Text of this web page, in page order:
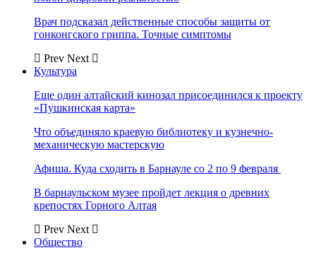
Врач подсказал действенные способы защиты от
гонконгского гриппа. Точные симптомы
Prev Next
Культура
Еще один алтайский кинозал присоединился к проекту
«Пушкинская карта»
Что объединяло краевую библиотеку и кузнечно-
механическую мастерскую
Афиша. Куда сходить в Барнауле со 2 по 9 февраля
В барнаульском музее пройдет лекция о древних
крепостях Горного Алтая
Prev Next
Общество